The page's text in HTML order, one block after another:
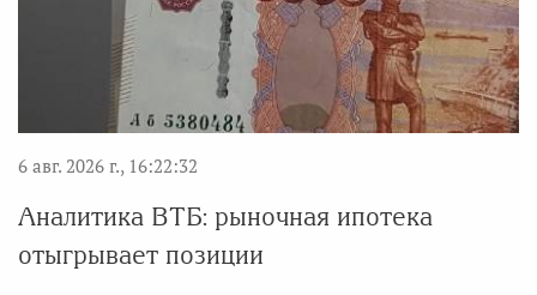
6 авг. 2026 г., 16:22:32
Аналитика ВТБ: рыночная ипотека
отыгрывает позиции